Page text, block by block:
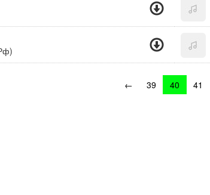
← 39 40 41